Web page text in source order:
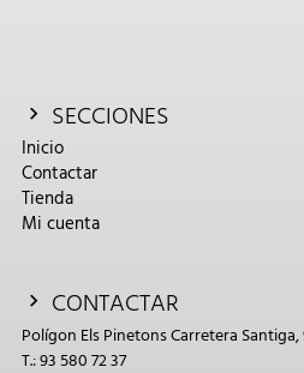
SECCIONES
Inicio
Contactar
Tienda
Mi cuenta
CONTACTAR
Polígon Els Pinetons Carretera Santiga,
T.: 93 580 72 37